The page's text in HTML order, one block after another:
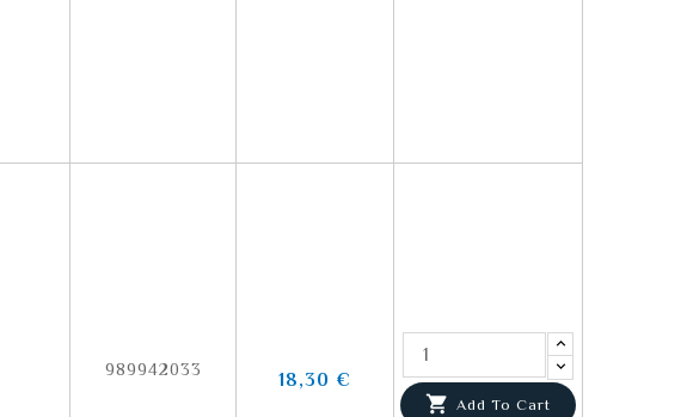
989942033 18,30 €
 Add To Cart